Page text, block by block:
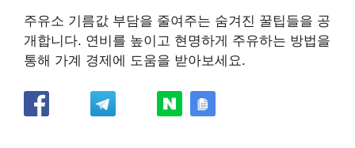
주유소 기름값 부담을 줄여주는 숨겨진 꿀팁들을 공
개합니다. 연비를 높이고 현명하게 주유하는 방법을
통해 가계 경제에 도움을 받아보세요.